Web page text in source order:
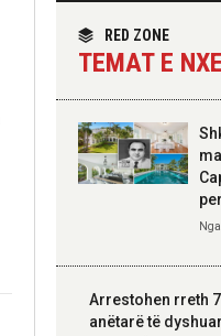
RED ZONE
TEMAT E
Arrestohen rreth
anëtarë të